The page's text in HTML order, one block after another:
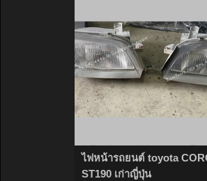
ไฟหน้ารถยนต์ toyota
ST190 เก่าญี่ปุ่น